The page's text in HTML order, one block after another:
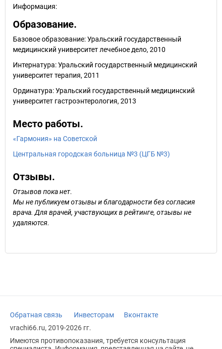
Информация:
Образование.
Базовое образование: Уральский государственный
медицинский университет лечебное дело, 2010
Интернатура: Уральский государственный медицинский
университет терапия, 2011
Ординатура: Уральский государственный медицинский
университет гастроэнтерология, 2013
Место работы.
«Гармония» на Советской
Центральная городская больница №3 (ЦГБ №3)
Отзывы.
Отзывов пока нет.
Мы не публикуем отзывы и благодарности без согласия
врача. Для врачей, участвующих в рейтинге, отзывы не
удаляются.
Обратная связь Инвесторам
Вконтакте
vrachi66.ru, 2019-2026 гг.
Имеются противопоказания, требуется консультация